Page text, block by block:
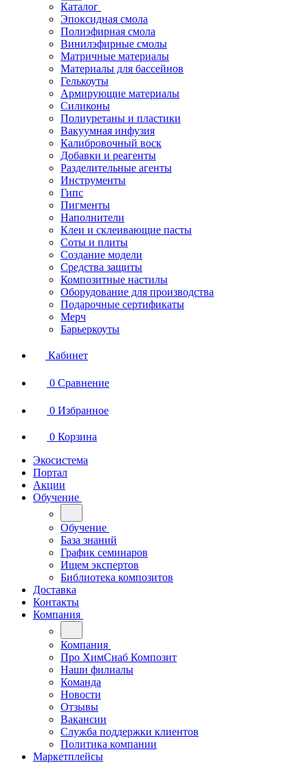
Каталог
Эпоксидная смола
Полиэфирная смола
Винилэфирные смолы
Матричные материалы
Материалы для бассейнов
Гелькоуты
Армирующие материалы
Силиконы
Полиуретаны и пластики
Вакуумная инфузия
Калибровочный воск
Добавки и реагенты
Разделительные агенты
Инструменты
Гипс
Пигменты
Наполнители
Клеи и склеивающие пасты
Соты и плиты
Создание модели
Средства защиты
Композитные настилы
Оборудование для производства
Подарочные сертификаты
Мерч
Барьеркоуты
Кабинет
0 Сравнение
0 Избранное
0 Корзина
Экосистема
Портал
Акции
Обучение
Обучение
База знаний
График семинаров
Ищем экспертов
Библиотека композитов
Доставка
Контакты
Компания
Компания
Про ХимСнаб Композит
Наши филиалы
Команда
Новости
Отзывы
Вакансии
Служба поддержки клиентов
Политика компании
Маркетплейсы